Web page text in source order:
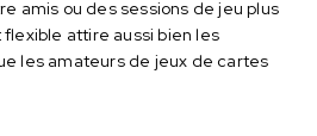
amis ou des sessions de jeu plus
flexible attire aussi bien les
les amateurs de jeux de cartes